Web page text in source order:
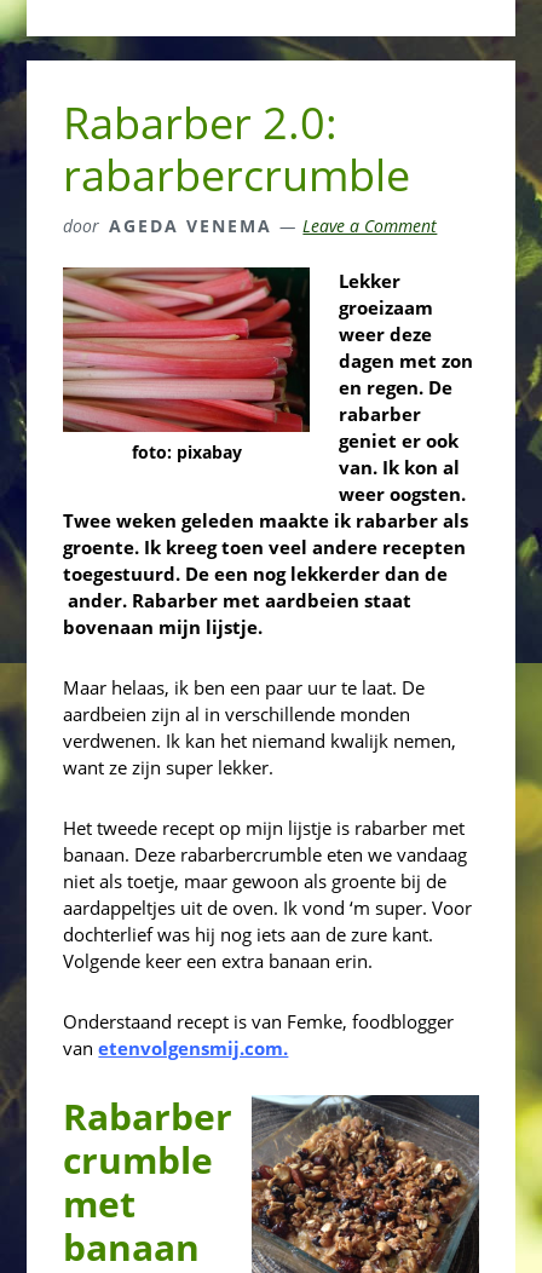
Rabarber 2.0:
rabarbercrumble
door AGEDA VENEMA Leave a Comment
foto: pixabay
Lekker
groeizaam
weer deze
dagen met zon
en regen. De
rabarber
geniet er ook
van. Ik kon al
weer oogsten.
Twee weken geleden maakte ik rabarber als
groente. Ik kreeg toen veel andere recepten
toegestuurd. De een nog lekkerder dan de
ander. Rabarber met aardbeien staat
bovenaan mijn lijstje.
Maar helaas, ik ben een paar uur te laat. De
aardbeien zijn al in verschillende monden
verdwenen. Ik kan het niemand kwalijk nemen,
want ze zijn super lekker.
Het tweede recept op mijn lijstje is rabarber met
banaan. Deze rabarbercrumble eten we vandaag
niet als toetje, maar gewoon als groente bij de
aardappeltjes uit de oven. Ik vond ‘m super. Voor
dochterlief was hij nog iets aan de zure kant.
Volgende keer een extra banaan erin.
Onderstaand recept is van Femke, foodblogger
vanetenvolgensmij.com.
Rabarber
crumble
met
banaan